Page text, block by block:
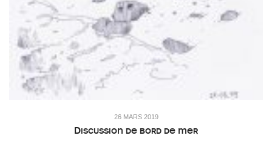
26 MARS 2019
Discussion de bord de mer